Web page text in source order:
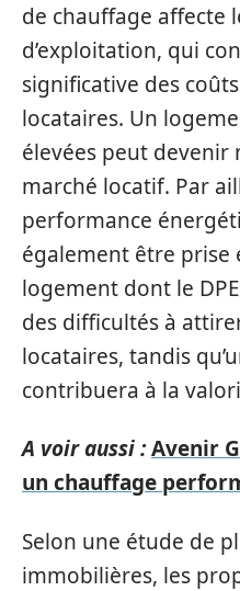
de chauffage affecte
d’exploitation, qui
significative des
locataires. Un
élevées peut
marché locatif. Par
performance
également être prise
logement dont le
des difficultés à
locataires, tandis
contribuera à la
A voir aussi :Avenir
un chauffage
Selon une étude de
immobilières, les